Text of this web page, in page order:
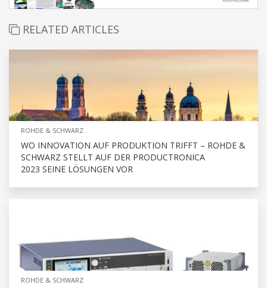
RELATED ARTICLES
ROHDE & SCHWARZ
WO INNOVATION AUF PRODUKTION TRIFFT – ROHDE &
SCHWARZ STELLT AUF DER PRODUCTRONICA
2023 SEINE LÖSUNGEN VOR
ROHDE & SCHWARZ